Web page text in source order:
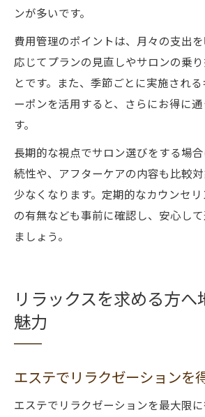
ンが多いです。
費用管理のポイントは、月々の支出
応じてプランの見直しやサロンの乗
とです。また、季節ごとに実施され
ーポンを活用すると、さらにお得に
す。
長期的な視点でサロン選びをする場
続性や、アフターケアの内容も比較
少なくなります。定期的なカウンセ
の有無なども事前に確認し、安心し
ましょう。
リラックスを求める方へ
魅力
エステでリラクゼーションを
エステでリラクゼーションを最大限